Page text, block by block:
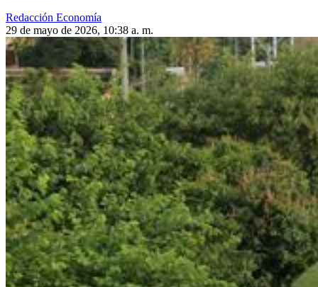
Redacción Economía
29 de mayo de 2026, 10:38 a. m.